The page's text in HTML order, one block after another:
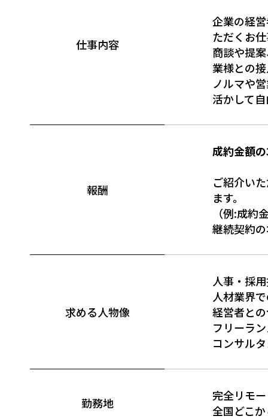
仕事内容
企業の経
ただくお
商談や提
業様との
ノルマや
活かして
報酬
成約金額
ご紹介い
ます。
（例:成
継続契約
求める人物像
人事・採
人材業界
経営者と
フリーラ
コンサル
勤務地
完全リモ
全国どこ